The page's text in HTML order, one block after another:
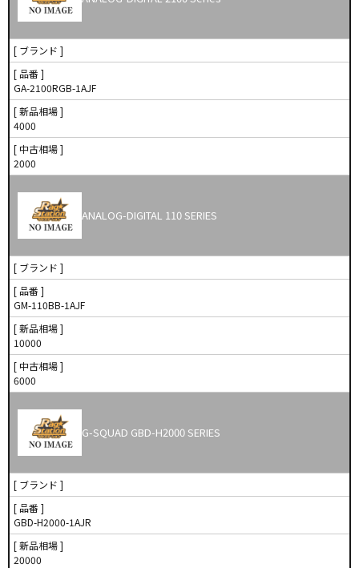
[ ブランド ]
[ 品番 ]
GA-2100RGB-1AJF
[ 新品相場 ]
4000
[ 中古相場 ]
2000
ANALOG-DIGITAL 110 SERIES
[ ブランド ]
[ 品番 ]
GM-110BB-1AJF
[ 新品相場 ]
10000
[ 中古相場 ]
6000
G-SQUAD GBD-H2000 SERIES
[ ブランド ]
[ 品番 ]
GBD-H2000-1AJR
[ 新品相場 ]
20000